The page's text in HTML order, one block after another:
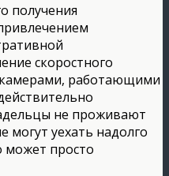
получения
скоростного
работающими
не проживают
могут уехать надолго
может просто